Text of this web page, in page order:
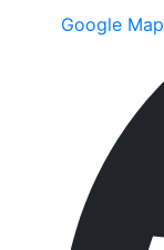
Google Map